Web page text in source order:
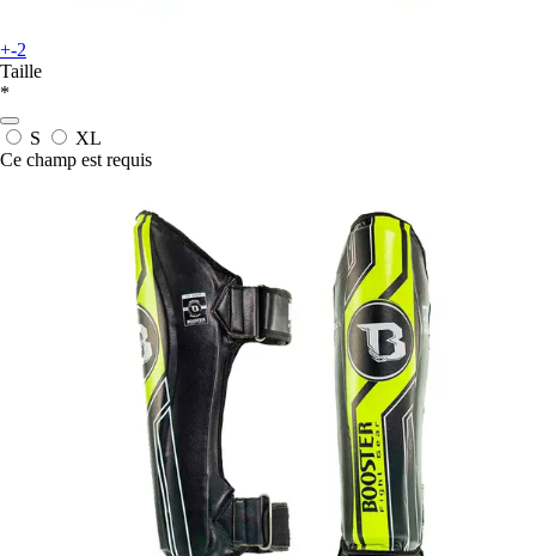
+-2
Taille
*
S
XL
Ce champ est requis